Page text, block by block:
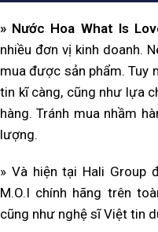
» Nước Hoa What Is
nhiều đơn vị kinh doanh.
mua được sản phẩm. Tuy
tin kĩ càng, cũng như lựa
hàng. Tránh mua nhầm
lượng.
» Và hiện tại Hali Group
M.O.I chính hãng trên
cũng như nghệ sĩ Việt tin